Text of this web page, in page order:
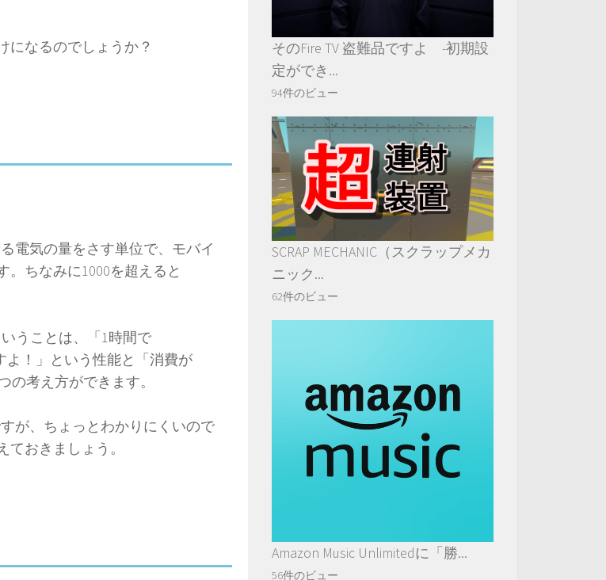
になるのでしょうか？
電気の量をさす単位で、モバイ
ちなみに1000を超えると
うことは、「1時間で
よ！」という性能と「消費が
の考え方ができます。
が、ちょっとわかりにくいので
おきましょう。
そのFire TV 盗難品ですよ -初期設
定ができ...
94件のビュー
SCRAP MECHANIC（スクラップメカ
ニック...
62件のビュー
Amazon Music Unlimitedに「勝...
56件のビュー